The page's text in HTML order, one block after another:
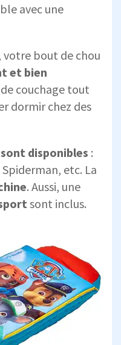
avec une
votre bout de chou
et bien
couchage tout
dormir chez des
disponibles :
etc. La
. Aussi, une
sont inclus.